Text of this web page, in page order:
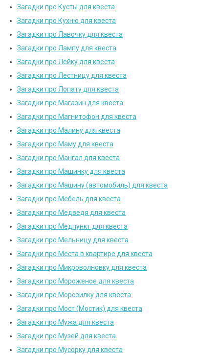
Загадки про Кусты для квеста
Загадки про Кухню для квеста
Загадки про Лавочку для квеста
Загадки про Лампу для квеста
Загадки про Лейку для квеста
Загадки про Лестницу для квеста
Загадки про Лопату для квеста
Загадки про Магазин для квеста
Загадки про Магнитофон для квеста
Загадки про Малину для квеста
Загадки про Маму для квеста
Загадки про Мангал для квеста
Загадки про Машинку для квеста
Загадки про Машину (автомобиль) для квеста
Загадки про Мебель для квеста
Загадки про Медведя для квеста
Загадки про Медпункт для квеста
Загадки про Мельницу для квеста
Загадки про Места в квартире для квеста
Загадки про Микроволновку для квеста
Загадки про Мороженое для квеста
Загадки про Морозилку для квеста
Загадки про Мост (Мостик) для квеста
Загадки про Мужа для квеста
Загадки про Музей для квеста
Загадки про Мусорку для квеста